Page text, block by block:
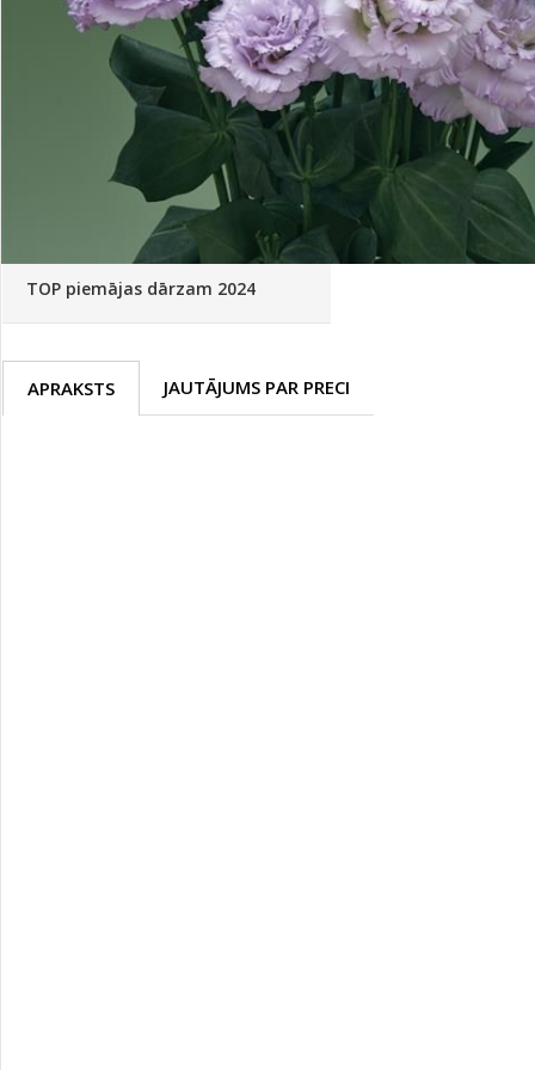
Palīglīdzekļi augu audzēšanai(72)
Klientu Diena
Novatec - izcils mēslošanai arī
sezonas otrajā pusē!
Piedāvājums ābeļdārziem
TOP piemājas dārzam 2024
APRAKSTS JAUTĀJUMS PAR PRECI